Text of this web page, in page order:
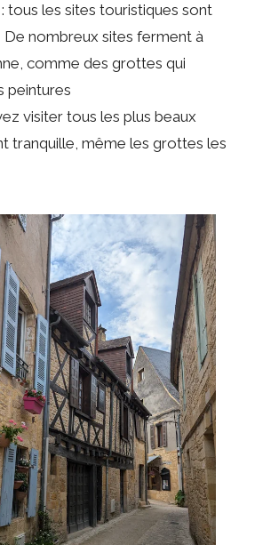
tous les sites touristiques sont
nombreux sites ferment à
comme des grottes qui
peintures
visiter tous les plus beaux
tranquille, même les grottes les